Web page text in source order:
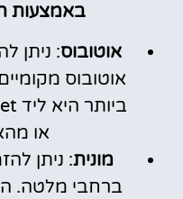
באמצעות
אוטובוס: ניתן
אוטובוס
או
מונית: ניתן
ברחבי מלטה.